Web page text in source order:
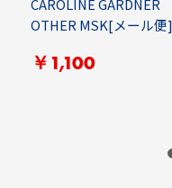
CAROLINE GARDNER
OTHER MSK[メール便]
￥1,100